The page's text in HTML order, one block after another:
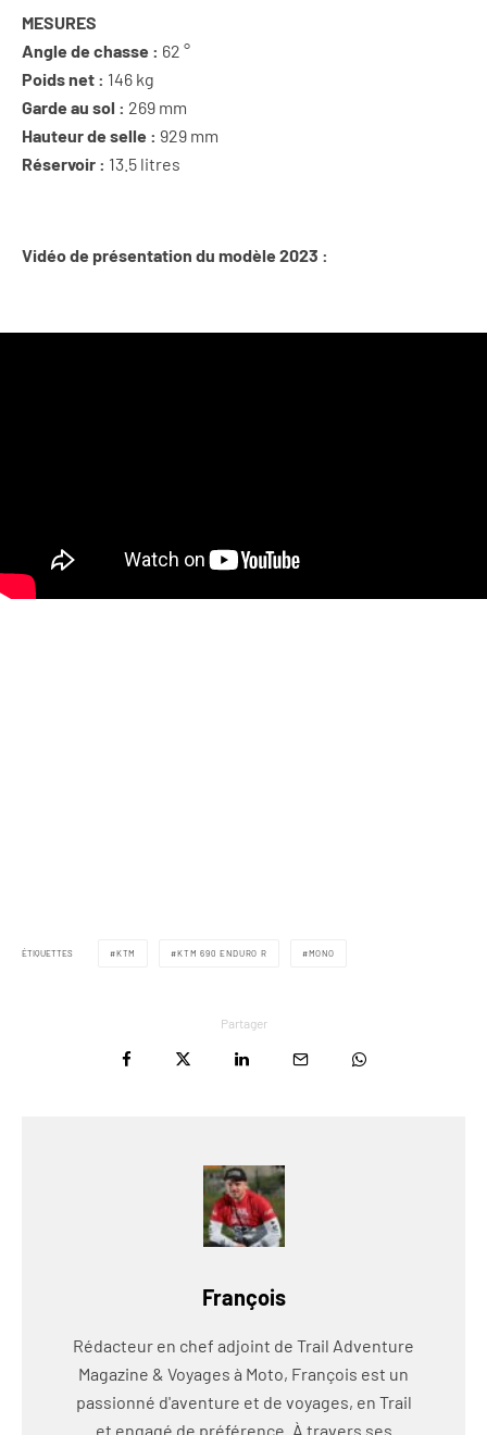
MESURES
Angle de chasse : 62 °
Poids net : 146 kg
Garde au sol : 269 mm
Hauteur de selle : 929 mm
Réservoir : 13.5 litres
Vidéo de présentation du modèle 2023 :
ÉTIQUETTES KTM KTM 690 ENDURO R MONO
Partager
François
Rédacteur en chef adjoint de Trail Adventure
Magazine & Voyages à Moto, François est un
passionné d'aventure et de voyages, en Trail
et engagé de préférence. À travers ses